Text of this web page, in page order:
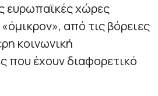
ευρωπαϊκές χώρες
από τις βόρειες
κοινωνική
που έχουν διαφορετικό